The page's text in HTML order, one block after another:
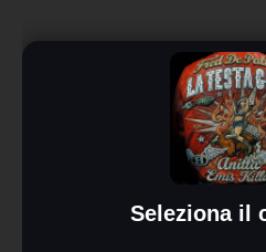
Seleziona il